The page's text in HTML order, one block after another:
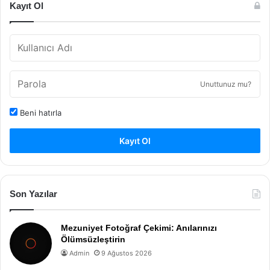
Kayıt Ol
Unuttunuz mu?
Beni hatırla
Kayıt Ol
Son Yazılar
Mezuniyet Fotoğraf Çekimi: Anılarınızı
Ölümsüzleştirin
Admin 9 Ağustos 2026